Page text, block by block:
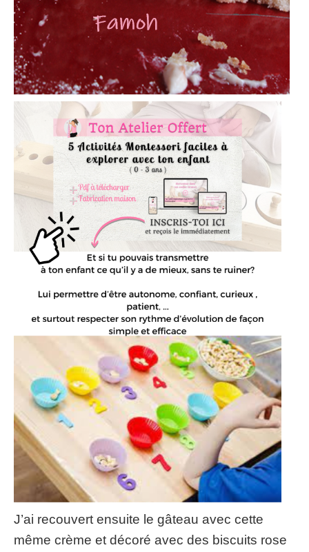
J’ai recouvert ensuite le gâteau avec cette
même crème et décoré avec des biscuits rose